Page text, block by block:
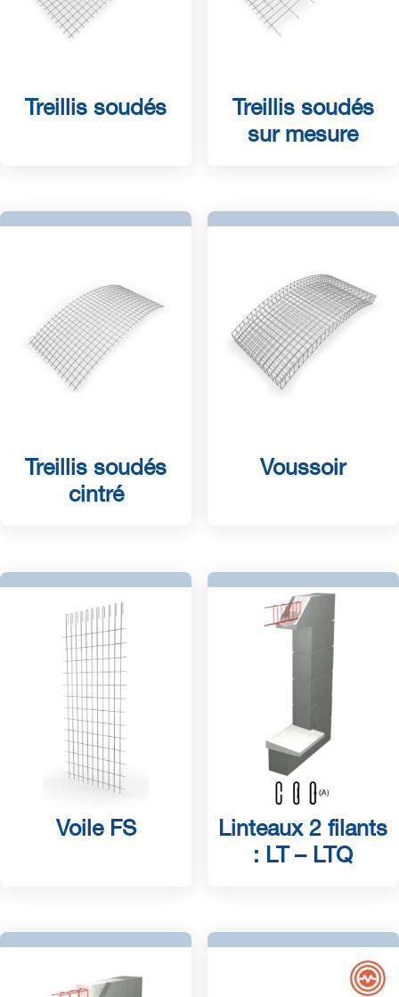
Treillis soudés
Treillis soudés
sur mesure
Treillis soudés
cintré
Voussoir
Voile FS
Linteaux 2 filants
: LT – LTQ